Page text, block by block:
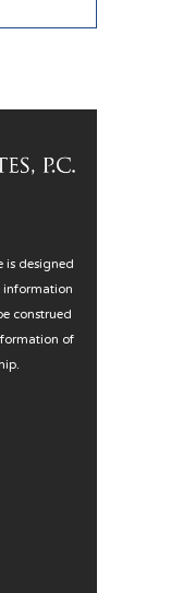
designed
construed
of